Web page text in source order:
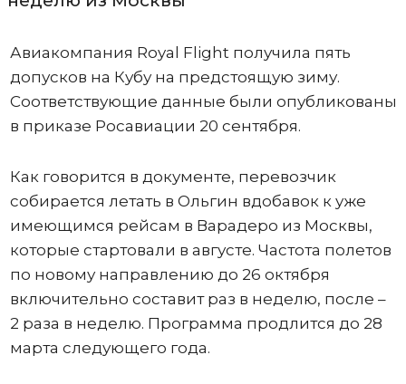
Авиакомпания Royal Flight получила пять
допусков на Кубу на предстоящую зиму.
Соответствующие данные были опубликованы
в приказе Росавиации 20 сентября.
Как говорится в документе, перевозчик
собирается летать в Ольгин вдобавок к уже
имеющимся рейсам в Варадеро из Москвы,
которые стартовали в августе. Частота полетов
по новому направлению до 26 октября
включительно составит раз в неделю, после –
2 раза в неделю. Программа продлится до 28
марта следующего года.